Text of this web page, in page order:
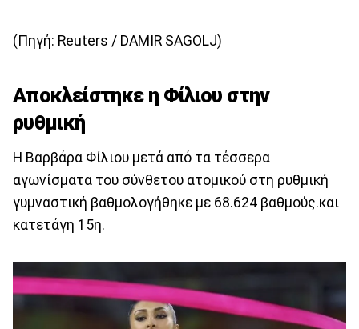
(Πηγή: Reuters / DAMIR SAGOLJ)
Αποκλείστηκε η Φίλιου στην
ρυθμική
Η Βαρβάρα Φίλιου μετά από τα τέσσερα
αγωνίσματα του σύνθετου ατομικού στη ρυθμική
γυμναστική βαθμολογήθηκε με 68.624 βαθμούς.και
κατετάγη 15η.